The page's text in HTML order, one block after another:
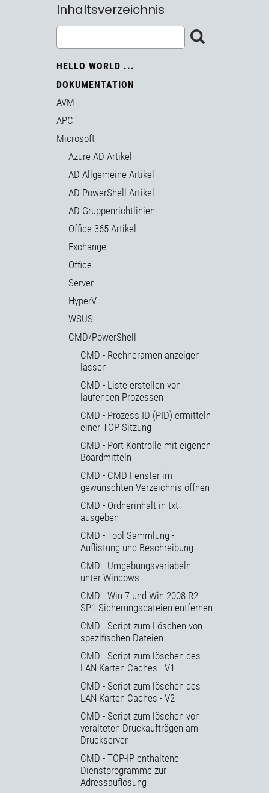
Inhaltsverzeichnis
HELLO WORLD ...
DOKUMENTATION
AVM
APC
Microsoft
Azure AD Artikel
AD Allgemeine Artikel
AD PowerShell Artikel
AD Gruppenrichtlinien
Office 365 Artikel
Exchange
Office
Server
HyperV
WSUS
CMD/PowerShell
CMD - Rechneramen anzeigen
lassen
CMD - Liste erstellen von
laufenden Prozessen
CMD - Prozess ID (PID) ermitteln
einer TCP Sitzung
CMD - Port Kontrolle mit eigenen
Boardmitteln
CMD - CMD Fenster im
gewünschten Verzeichnis öffnen
CMD - Ordnerinhalt in txt
ausgeben
CMD - Tool Sammlung -
Auflistung und Beschreibung
CMD - Umgebungsvariabeln
unter Windows
CMD - Win 7 und Win 2008 R2
SP1 Sicherungsdateien entfernen
CMD - Script zum Löschen von
spezifischen Dateien
CMD - Script zum löschen des
LAN Karten Caches - V1
CMD - Script zum löschen des
LAN Karten Caches - V2
CMD - Script zum löschen von
veralteten Druckaufträgen am
Druckserver
CMD - TCP-IP enthaltene
Dienstprogramme zur
Adressauflösung